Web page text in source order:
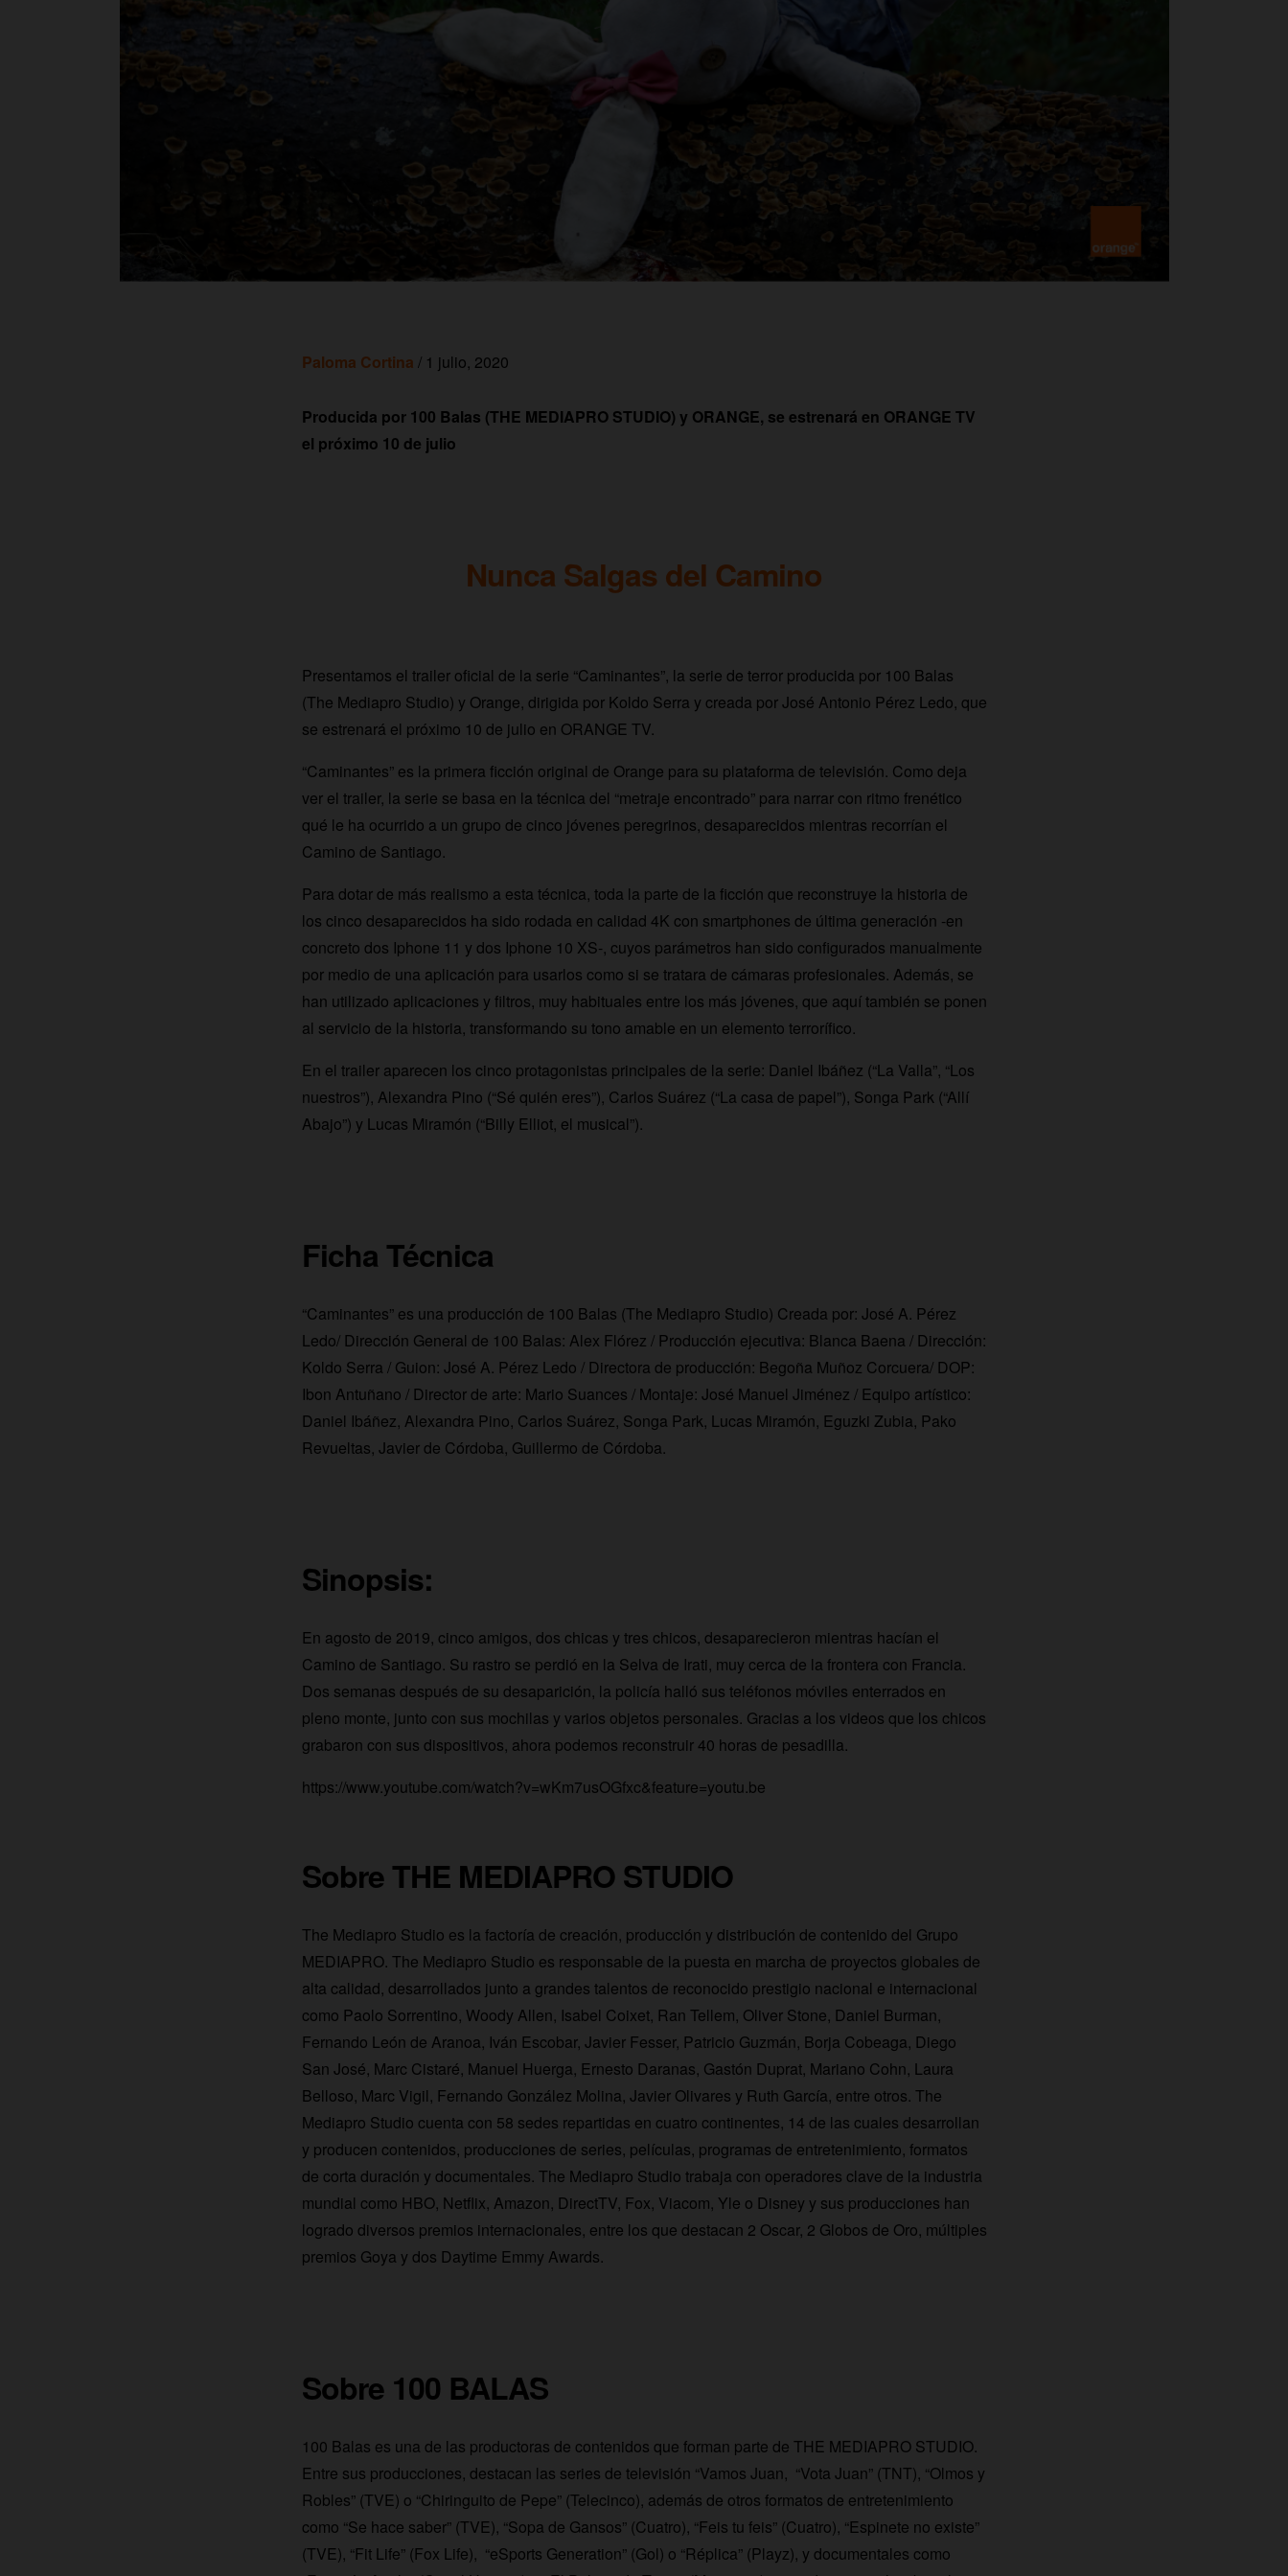
Paloma Cortina / 1 julio, 2020
Producida por 100 Balas (THE MEDIAPRO STUDIO) y ORANGE, se estrenará en ORANGE TV
el próximo 10 de julio
Nunca Salgas del Camino
Presentamos el trailer oficial de la serie “Caminantes”, la serie de terror producida por 100 Balas
(The Mediapro Studio) y Orange, dirigida por Koldo Serra y creada por José Antonio Pérez Ledo, que
se estrenará el próximo 10 de julio en ORANGE TV.
“Caminantes” es la primera ficción original de Orange para su plataforma de televisión. Como deja
ver el trailer, la serie se basa en la técnica del “metraje encontrado” para narrar con ritmo frenético
qué le ha ocurrido a un grupo de cinco jóvenes peregrinos, desaparecidos mientras recorrían el
Camino de Santiago.
Para dotar de más realismo a esta técnica, toda la parte de la ficción que reconstruye la historia de
los cinco desaparecidos ha sido rodada en calidad 4K con smartphones de última generación -en
concreto dos Iphone 11 y dos Iphone 10 XS-, cuyos parámetros han sido configurados manualmente
por medio de una aplicación para usarlos como si se tratara de cámaras profesionales. Además, se
han utilizado aplicaciones y filtros, muy habituales entre los más jóvenes, que aquí también se ponen
al servicio de la historia, transformando su tono amable en un elemento terrorífico.
En el trailer aparecen los cinco protagonistas principales de la serie: Daniel Ibáñez (“La Valla”, “Los
nuestros”), Alexandra Pino (“Sé quién eres”), Carlos Suárez (“La casa de papel”), Songa Park (“Allí
Abajo”) y Lucas Miramón (“Billy Elliot, el musical”).
Ficha Técnica
“Caminantes” es una producción de 100 Balas (The Mediapro Studio) Creada por: José A. Pérez
Ledo/ Dirección General de 100 Balas: Alex Flórez / Producción ejecutiva: Blanca Baena / Dirección:
Koldo Serra / Guion: José A. Pérez Ledo / Directora de producción: Begoña Muñoz Corcuera/ DOP:
Ibon Antuñano / Director de arte: Mario Suances / Montaje: José Manuel Jiménez / Equipo artístico:
Daniel Ibáñez, Alexandra Pino, Carlos Suárez, Songa Park, Lucas Miramón, Eguzki Zubia, Pako
Revueltas, Javier de Córdoba, Guillermo de Córdoba.
Sinopsis:
En agosto de 2019, cinco amigos, dos chicas y tres chicos, desaparecieron mientras hacían el
Camino de Santiago. Su rastro se perdió en la Selva de Irati, muy cerca de la frontera con Francia.
Dos semanas después de su desaparición, la policía halló sus teléfonos móviles enterrados en
pleno monte, junto con sus mochilas y varios objetos personales. Gracias a los videos que los chicos
grabaron con sus dispositivos, ahora podemos reconstruir 40 horas de pesadilla.
https://www.youtube.com/watch?v=wKm7usOGfxc&feature=youtu.be
Sobre THE MEDIAPRO STUDIO
The Mediapro Studio es la factoría de creación, producción y distribución de contenido del Grupo
MEDIAPRO. The Mediapro Studio es responsable de la puesta en marcha de proyectos globales de
alta calidad, desarrollados junto a grandes talentos de reconocido prestigio nacional e internacional
como Paolo Sorrentino, Woody Allen, Isabel Coixet, Ran Tellem, Oliver Stone, Daniel Burman,
Fernando León de Aranoa, Iván Escobar, Javier Fesser, Patricio Guzmán, Borja Cobeaga, Diego
San José, Marc Cistaré, Manuel Huerga, Ernesto Daranas, Gastón Duprat, Mariano Cohn, Laura
Belloso, Marc Vigil, Fernando González Molina, Javier Olivares y Ruth García, entre otros. The
Mediapro Studio cuenta con 58 sedes repartidas en cuatro continentes, 14 de las cuales desarrollan
y producen contenidos, producciones de series, películas, programas de entretenimiento, formatos
de corta duración y documentales. The Mediapro Studio trabaja con operadores clave de la industria
mundial como HBO, Netflix, Amazon, DirectTV, Fox, Viacom, Yle o Disney y sus producciones han
logrado diversos premios internacionales, entre los que destacan 2 Oscar, 2 Globos de Oro, múltiples
premios Goya y dos Daytime Emmy Awards.
Sobre 100 BALAS
100 Balas es una de las productoras de contenidos que forman parte de THE MEDIAPRO STUDIO.
Entre sus producciones, destacan las series de televisión “Vamos Juan, “Vota Juan” (TNT), “Olmos y
Robles” (TVE) o “Chiringuito de Pepe” (Telecinco), además de otros formatos de entretenimiento
como “Se hace saber” (TVE), “Sopa de Gansos” (Cuatro), “Feis tu feis” (Cuatro), “Espinete no existe”
(TVE), “Fit Life” (Fox Life), “eSports Generation” (Gol) o “Réplica” (Playz), y documentales como